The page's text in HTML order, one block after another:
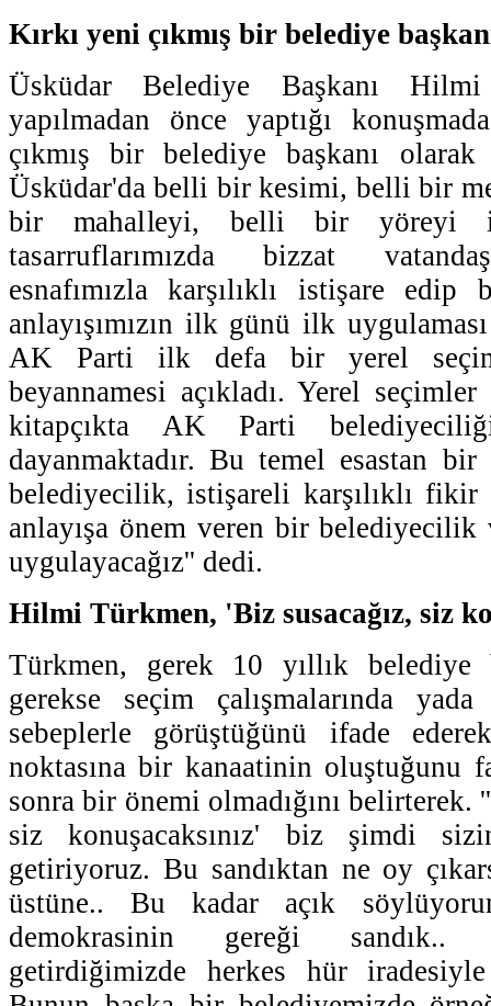
Kırkı yeni çıkmış bir belediye
Üsküdar Belediye Başkanı
yapılmadan önce yaptığı
çıkmış bir belediye başkanı
Üsküdar'da belli bir kesimi, belli bir
bir mahalleyi, belli bir yöreyi
tasarruflarımızda bizzat
esnafımızla karşılıklı istişare
anlayışımızın ilk günü ilk
AK Parti ilk defa bir yerel
beyannamesi açıkladı. Yerel
kitapçıkta AK Parti
dayanmaktadır. Bu temel esastan bir
belediyecilik, istişareli karşılıklı fikir
anlayışa önem veren bir
uygulayacağız'' dedi.
Hilmi Türkmen, 'Biz susacağız, siz
Türkmen, gerek 10 yıllık belediye
gerekse seçim çalışmalarında
sebeplerle görüştüğünü ifade
noktasına bir kanaatinin oluştuğunu
sonra bir önemi olmadığını belirterek.
siz konuşacaksınız' biz şimdi
getiriyoruz. Bu sandıktan ne oy
üstüne.. Bu kadar açık
demokrasinin gereği sandık..
getirdiğimizde herkes hür